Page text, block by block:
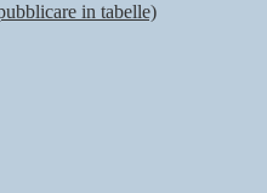
in tabelle)